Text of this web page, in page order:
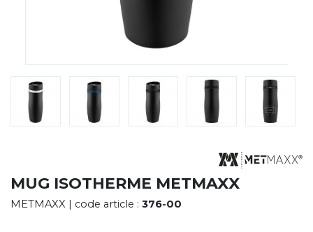
MARQUES & CERTIFICATS
TECHNIQUES MARQUAGE
MUG ISOTHERME METMAXX
METMAXX | code article : 376-00